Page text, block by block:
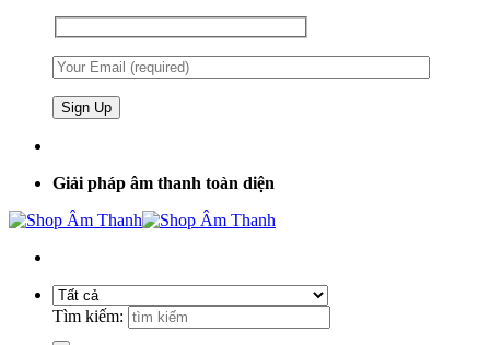
Giải pháp âm thanh toàn diện
Tìm kiếm: